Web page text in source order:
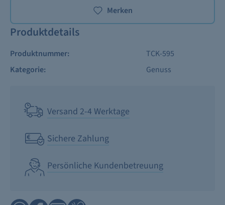
Merken
Produktdetails
Produktnummer:
TCK-595
Kategorie:
Genuss
Versand 2-4 Werktage
Sichere Zahlung
Persönliche Kundenbetreuung